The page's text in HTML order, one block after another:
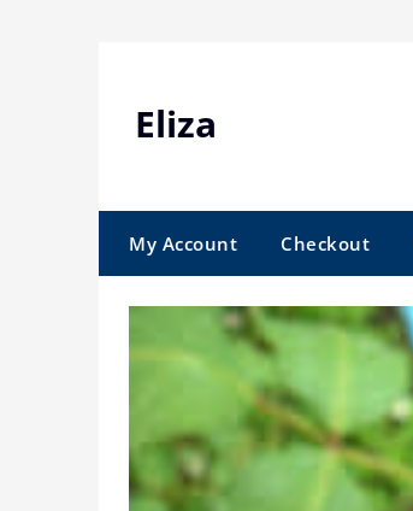
Eliza
My Account Checkout